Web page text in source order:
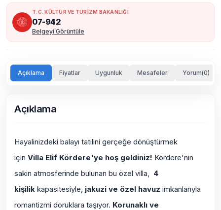
T.C. KÜLTÜR VE TURİZM BAKANLIĞI
07-942
Belgeyi Görüntüle
Açıklama Fiyatlar Uygunluk Mesafeler Yorum(0)
Açıklama
Hayalinizdeki balayı tatilini gerçeğe dönüştürmek
için Villa Elif Kördere'ye hoş geldiniz! Kördere'nin
sakin atmosferinde bulunan bu özel villa, 4
kişilik kapasitesiyle, jakuzi ve özel havuz imkanlarıyla
romantizmi doruklara taşıyor. Korunaklı ve